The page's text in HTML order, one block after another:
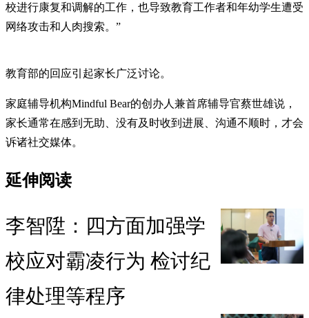
校进行康复和调解的工作，也导致教育工作者和年幼学生遭受
网络攻击和人肉搜索。”
教育部的回应引起家长广泛讨论。
家庭辅导机构Mindful Bear的创办人兼首席辅导官蔡世雄说，
家长通常在感到无助、没有及时收到进展、沟通不顺时，才会
诉诸社交媒体。
延伸阅读
李智陞：四方面加强学
校应对霸凌行为 检讨纪
律处理等程序